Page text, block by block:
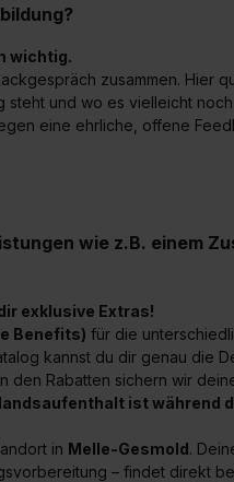
Weitere
wichtig.
zusammen. Hier
steht und wo es vielleicht noch
eine ehrliche, offene
wie z.B. einem
exklusive Extras!
Benefits) für die
kannst du dir genau die
den Rabatten sichern wir
ist während
in Melle-Gesmold.
– findet direkt